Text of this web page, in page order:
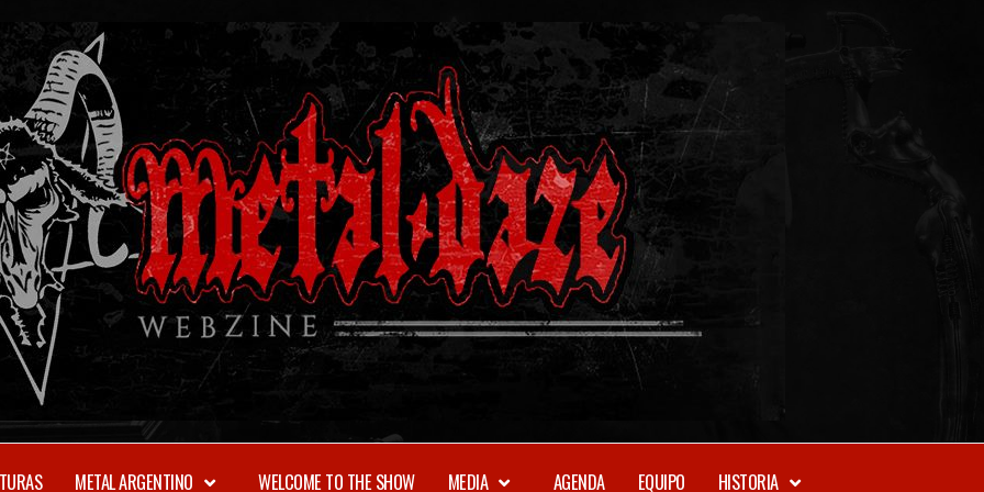
METAL-
METAL ARGENTINO WELCOME TO THE SHOW MEDIA AGENDA EQUIPO HISTORIA